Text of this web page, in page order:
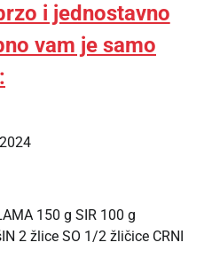
i jednostavno
vam je samo
150 g SIR 100 g
2 žlice SO 1/2 žličice CRNI